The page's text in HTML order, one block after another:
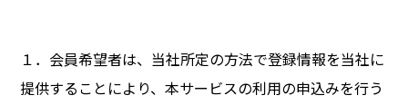
１．会員希望者は、当社所定の方法で登録情報を当社に
提供することにより、本サービスの利用の申込みを行う